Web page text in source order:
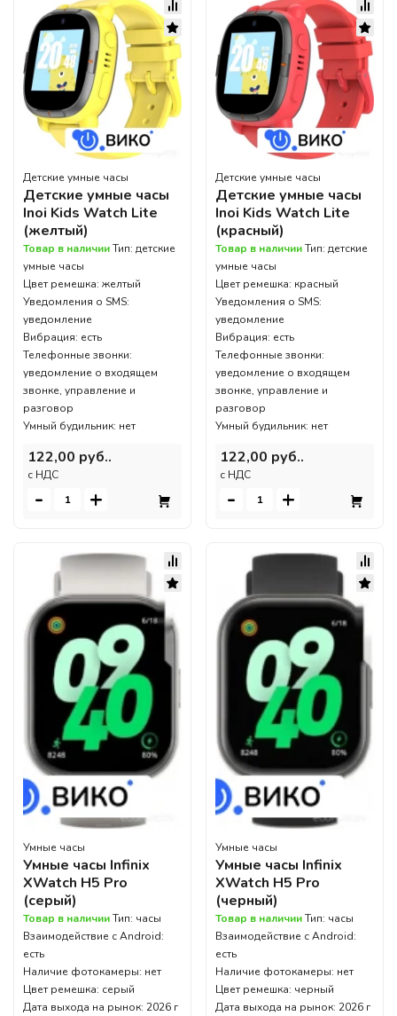
Детские умные часы
Детские умные часы
Inoi Kids Watch Lite
(желтый)
Товар в наличииТип: детские
умные часы
Цвет ремешка: желтый
Уведомления о SMS:
уведомление
Вибрация: есть
Телефонные звонки:
уведомление о входящем
звонке, управление и
разговор
Умный будильник: нет
122,00 руб..
c НДС
- +
Детские умные часы
Детские умные часы
Inoi Kids Watch Lite
(красный)
Товар в наличииТип: детские
умные часы
Цвет ремешка: красный
Уведомления о SMS:
уведомление
Вибрация: есть
Телефонные звонки:
уведомление о входящем
звонке, управление и
разговор
Умный будильник: нет
122,00 руб..
c НДС
- +
Умные часы
Умные часы Infinix
XWatch H5 Pro
(серый)
Товар в наличииТип: часы
Взаимодействие с Android:
есть
Наличие фотокамеры: нет
Цвет ремешка: серый
Дата выхода на рынок: 2026 г
Умные часы
Умные часы Infinix
XWatch H5 Pro
(черный)
Товар в наличииТип: часы
Взаимодействие с Android:
есть
Наличие фотокамеры: нет
Цвет ремешка: черный
Дата выхода на рынок: 2026 г